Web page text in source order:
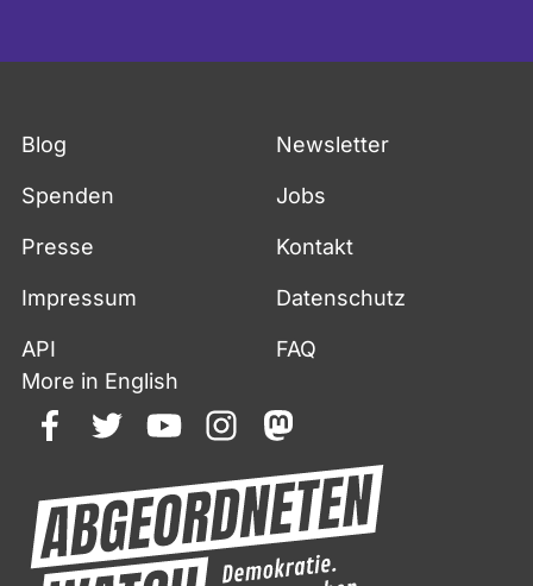
Blog Newsletter
Spenden Jobs
Presse Kontakt
Impressum Datenschutz
API
FAQ
More in English
facebooktwitteryoutubeinstagrammastodon